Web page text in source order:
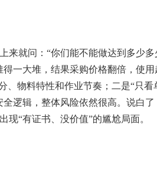
来就问：“你们能不能做达到多少多
一大堆，结果采购价格翻倍，使用
、物料特性和作业节奏；二是“只看
逻辑，整体风险依然很高。说白了
“有证书、没价值”的尴尬局面。